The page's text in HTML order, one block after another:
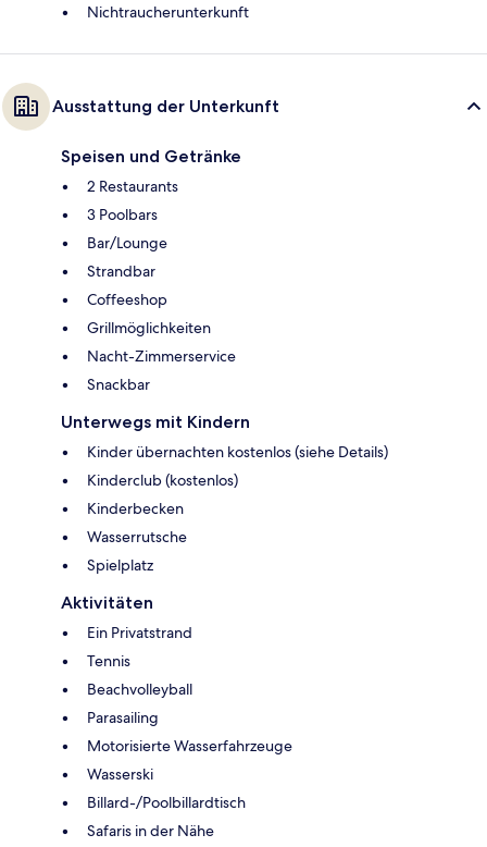
Nichtraucherunterkunft
Ausstattung der Unterkunft
Speisen und Getränke
2 Restaurants
3 Poolbars
Bar/Lounge
Strandbar
Coffeeshop
Grillmöglichkeiten
Nacht-Zimmerservice
Snackbar
Unterwegs mit Kindern
Kinder übernachten kostenlos (siehe Details)
Kinderclub (kostenlos)
Kinderbecken
Wasserrutsche
Spielplatz
Aktivitäten
Ein Privatstrand
Tennis
Beachvolleyball
Parasailing
Motorisierte Wasserfahrzeuge
Wasserski
Billard-/Poolbillardtisch
Safaris in der Nähe